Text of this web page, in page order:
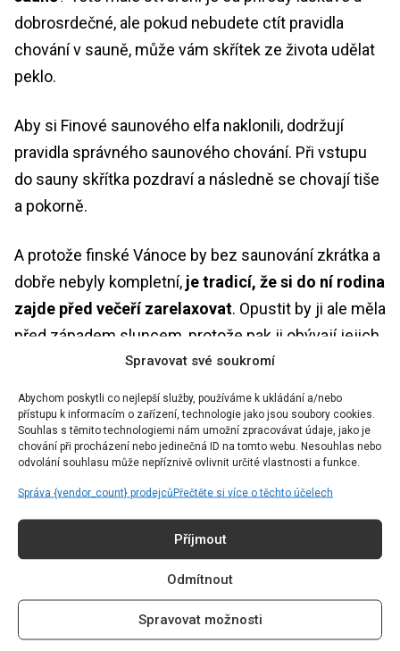
Spravovat své soukromí
Abychom poskytli co nejlepší služby, používáme k ukládání a/nebo
přístupu k informacím o zařízení, technologie jako jsou soubory cookies.
Souhlas s těmito technologiemi nám umožní zpracovávat údaje, jako je
chování při procházení nebo jedinečná ID na tomto webu. Nesouhlas nebo
odvolání souhlasu může nepříznivě ovlivnit určité vlastnosti a funkce.
Správa {vendor_count} prodejcůPřečtěte si více o těchto účelech
Příjmout
Odmítnout
Spravovat možnosti
dobrosrdečné, ale pokud nebudete ctít pravidla
chování v sauně, může vám skřítek ze života udělat
peklo.
Aby si Finové saunového elfa naklonili, dodržují
pravidla správného saunového chování. Při vstupu
do sauny skřítka pozdraví a následně se chovají tiše
a pokorně.
A protože finské Vánoce by bez saunování zkrátka a
dobře nebyly kompletní, je tradicí, že si do ní rodina
zajde před večeří zarelaxovat. Opustit by ji ale měla
před západem sluncem, protože pak ji obývají jejich
mrtví předci, kteří si zaslouží klid.
Které vánoční zvyky a tradice vám přijdou
nejbizarnější? A víte o nějakých dalších, které by
se daly na náš seznam zařadit?
https://www.radynacestu.cz/magazin/japonske-vanocni-kfc-a-dalsi-